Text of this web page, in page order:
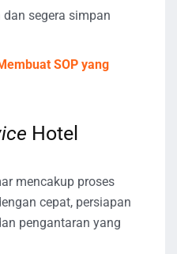
segera simpan
SOP yang
Hotel
mencakup proses
cepat, persiapan
pengantaran yang